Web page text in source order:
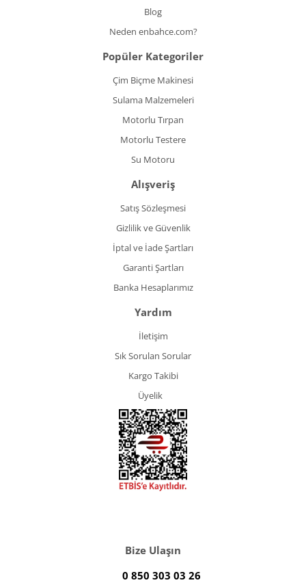
Blog
Neden enbahce.com?
Popüler Kategoriler
Çim Biçme Makinesi
Sulama Malzemeleri
Motorlu Tırpan
Motorlu Testere
Su Motoru
Alışveriş
Satış Sözleşmesi
Gizlilik ve Güvenlik
İptal ve İade Şartları
Garanti Şartları
Banka Hesaplarımız
Yardım
İletişim
Sık Sorulan Sorular
Kargo Takibi
Üyelik
Bize Ulaşın
0 850 303 03 26